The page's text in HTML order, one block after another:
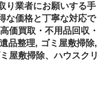
り業者にお願いする手
な価格と丁寧な対応で
価買取・不用品回収・
品整理, ゴミ屋敷掃除,
屋敷掃除、ハウスクリ